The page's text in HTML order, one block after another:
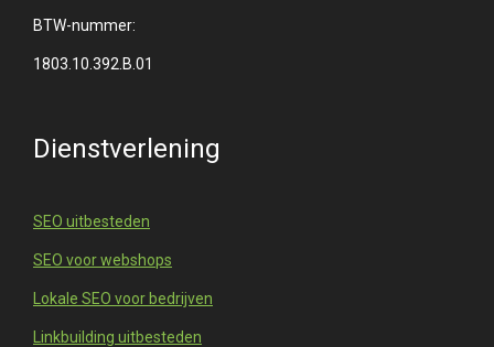
BTW-nummer:
1803.10.392.B.01
Dienstverlening
SEO uitbesteden
SEO voor webshops
Lokale SEO voor bedrijven
Linkbuilding uitbesteden